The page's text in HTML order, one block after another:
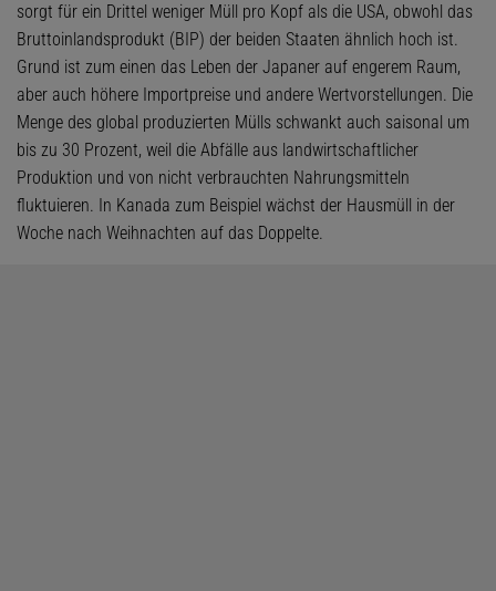
sorgt für ein Drittel weniger Müll pro Kopf als die USA, obwohl das
Bruttoinlandsprodukt (BIP) der beiden Staaten ähnlich hoch ist.
Grund ist zum einen das Leben der Japaner auf engerem Raum,
aber auch höhere Importpreise und andere Wertvorstellungen. Die
Menge des global produzierten Mülls schwankt auch saisonal um
bis zu 30 Prozent, weil die Abfälle aus landwirtschaftlicher
Produktion und von nicht verbrauchten Nahrungsmitteln
fluktuieren. In Kanada zum Beispiel wächst der Hausmüll in der
Woche nach Weihnachten auf das Doppelte.